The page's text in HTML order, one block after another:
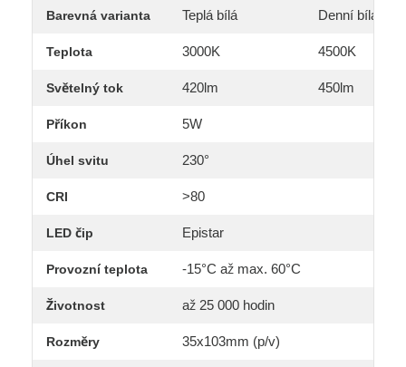
Barevná varianta Teplá bílá Denní bílá
Teplota 3000K 4500K
Světelný tok 420lm 450lm
Příkon 5W
Úhel svitu 230°
CRI >80
LED čip Epistar
Provozní teplota -15°C až max. 60°C
Životnost až 25 000 hodin
Rozměry 35x103mm (p/v)